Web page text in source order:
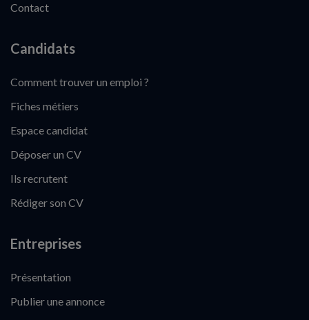
Contact
Candidats
Comment trouver un emploi ?
Fiches métiers
Espace candidat
Déposer un CV
Ils recrutent
Rédiger son CV
Entreprises
Présentation
Publier une annonce